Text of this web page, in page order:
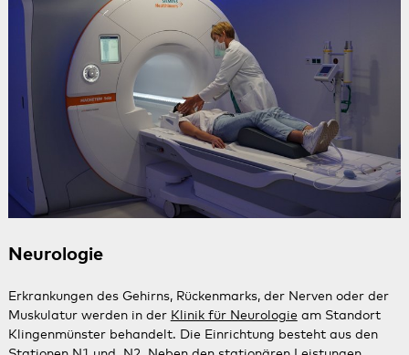
Neurologie
Erkrankungen des Gehirns, Rückenmarks, der Nerven oder der
Muskulatur werden in der Klinik für Neurologie am Standort
Klingenmünster behandelt. Die Einrichtung besteht aus den